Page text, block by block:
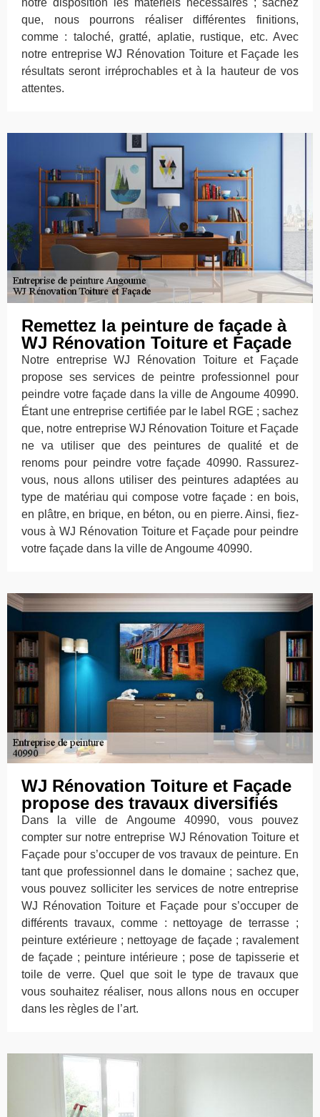
notre disposition les matériels nécessaires ; sachez
que, nous pourrons réaliser différentes finitions,
comme : taloché, gratté, aplatie, rustique, etc. Avec
notre entreprise WJ Rénovation Toiture et Façade les
résultats seront irréprochables et à la hauteur de vos
attentes.
Remettez la peinture de façade à
WJ Rénovation Toiture et Façade
Notre entreprise WJ Rénovation Toiture et Façade
propose ses services de peintre professionnel pour
peindre votre façade dans la ville de Angoume 40990.
Étant une entreprise certifiée par le label RGE ; sachez
que, notre entreprise WJ Rénovation Toiture et Façade
ne va utiliser que des peintures de qualité et de
renoms pour peindre votre façade 40990. Rassurez-
vous, nous allons utiliser des peintures adaptées au
type de matériau qui compose votre façade : en bois,
en plâtre, en brique, en béton, ou en pierre. Ainsi, fiez-
vous à WJ Rénovation Toiture et Façade pour peindre
votre façade dans la ville de Angoume 40990.
WJ Rénovation Toiture et Façade
propose des travaux diversifiés
Dans la ville de Angoume 40990, vous pouvez
compter sur notre entreprise WJ Rénovation Toiture et
Façade pour s’occuper de vos travaux de peinture. En
tant que professionnel dans le domaine ; sachez que,
vous pouvez solliciter les services de notre entreprise
WJ Rénovation Toiture et Façade pour s’occuper de
différents travaux, comme : nettoyage de terrasse ;
peinture extérieure ; nettoyage de façade ; ravalement
de façade ; peinture intérieure ; pose de tapisserie et
toile de verre. Quel que soit le type de travaux que
vous souhaitez réaliser, nous allons nous en occuper
dans les règles de l’art.